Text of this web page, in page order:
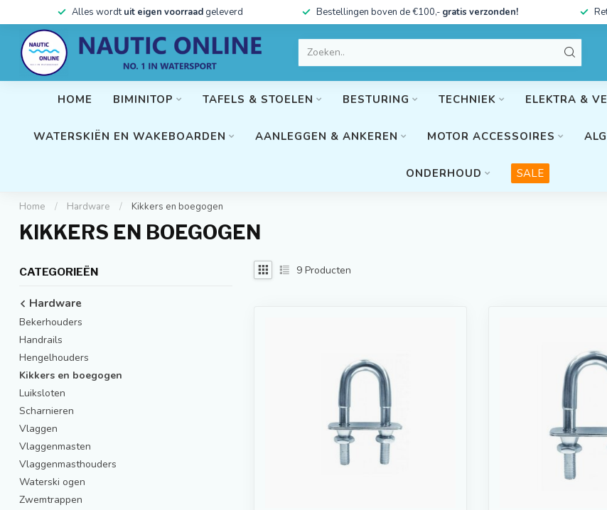
Alles wordtuit eigen voorraad geleverd Bestellingen boven de €100,- gratis verzonden!
HOME BIMINITOP TAFELS & STOELEN BESTURING TECHNIEK ELEKTRA &
WATERSKIËN EN WAKEBOARDEN AANLEGGEN & ANKEREN MOTOR ACCESSOIRES
ONDERHOUD SALE
Home / Hardware / Kikkers en boegogen
KIKKERS EN BOEGOGEN
CATEGORIEËN
Hardware
Bekerhouders
Handrails
Hengelhouders
Kikkers en boegogen
Luiksloten
Scharnieren
Vlaggen
Vlaggenmasten
Vlaggenmasthouders
Waterski ogen
Zwemtrappen
9 Producten